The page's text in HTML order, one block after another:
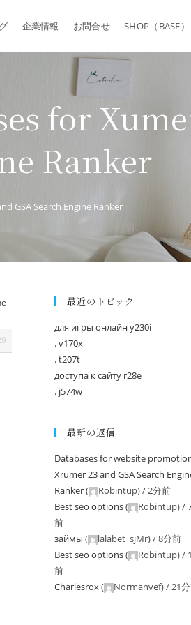
企業情報 お問合せ SHOP（BASE）
for
Ranker
GSA Search Engine Ranker
最近のトピック
для игры онлайн y230i
. v170x
. t207t
доступа к сайту r28e
. j574w
最新の返信
Databases for website
Xrumer 23 and GSA Search
Ranker( Robintup) /2分前
Best seo options( Robintup) /
前
займы ( lalabet_sjMr) /8分前
Best seo options( Robintup) /
前
Charlesrox( Normanvef) /21